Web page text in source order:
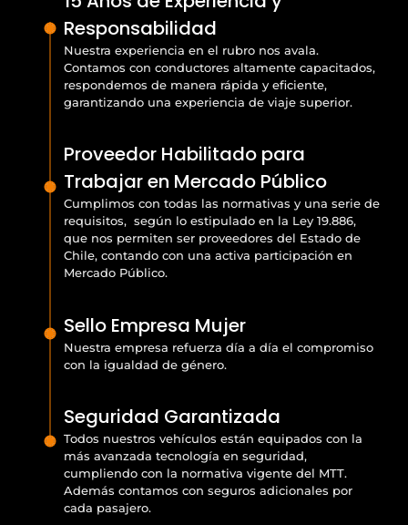
Responsabilidad
Nuestra experiencia en el rubro nos avala.
Contamos con conductores altamente capacitados,
respondemos de manera rápida y eficiente,
garantizando una experiencia de viaje superior.
Proveedor Habilitado para
Trabajar en Mercado Público
Cumplimos con todas las normativas y una serie de
requisitos, según lo estipulado en la Ley 19.886,
que nos permiten ser proveedores del Estado de
Chile, contando con una activa participación en
Mercado Público.
Sello Empresa Mujer
Nuestra empresa refuerza día a día el compromiso
con la igualdad de género.
Seguridad Garantizada
Todos nuestros vehículos están equipados con la
más avanzada tecnología en seguridad,
cumpliendo con la normativa vigente del MTT.
Además contamos con seguros adicionales por
cada pasajero.